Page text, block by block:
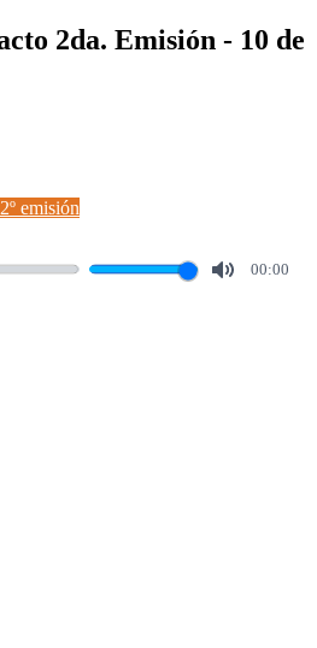
2da. Emisión - 10 de
emisión
00:00